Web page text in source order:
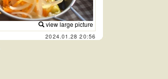
view large picture
2024.01.28 20:56